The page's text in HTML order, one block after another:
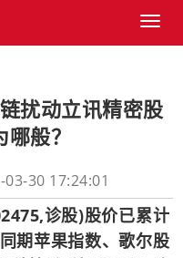
Toggle
扰动立讯精密股
般？
30 17:24:01
诊股)股价已累计
期苹果指数、歌尔股